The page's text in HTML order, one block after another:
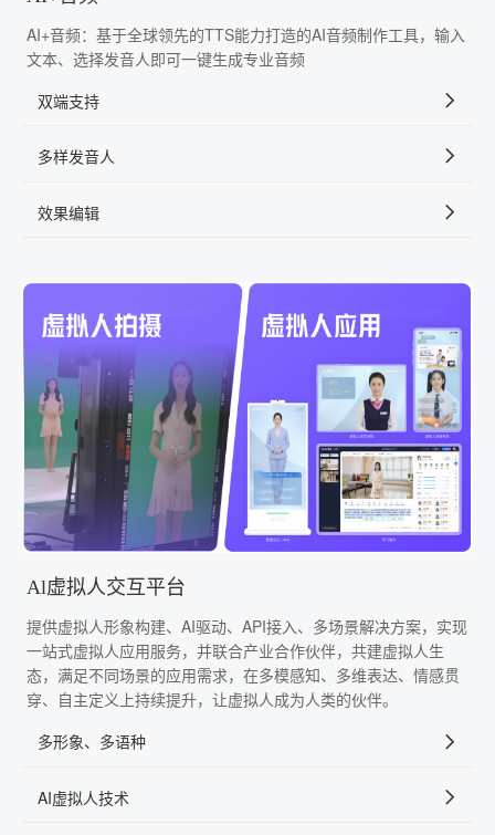
AI+音频：基于全球领先的TTS能力打造的AI音频制作工具，输入
文本、选择发音人即可一键生成专业音频
双端支持
多样发音人
效果编辑
Al虚拟人交互平台
提供虚拟人形象构建、AI驱动、API接入、多场景解决方案，实现
一站式虚拟人应用服务，并联合产业合作伙伴，共建虚拟人生
态，满足不同场景的应用需求，在多模感知、多维表达、情感贯
穿、自主定义上持续提升，让虚拟人成为人类的伙伴。
多形象、多语种
AI虚拟人技术